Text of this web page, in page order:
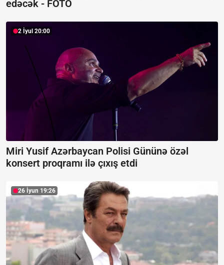
edəcək - FOTO
2 İyul 20:00
Miri Yusif Azərbaycan Polisi Gününə özəl
konsert proqramı ilə çıxış etdi
26 İyun 19:26